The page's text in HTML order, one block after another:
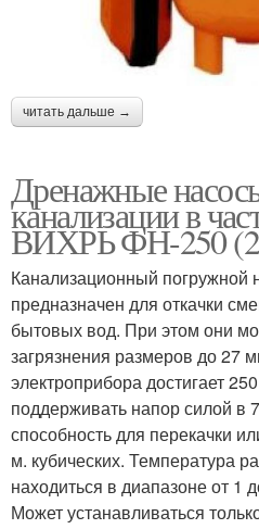
читать дальше →
Дренажные
канализации в
ВИХРЬ ФН-250
Канализационный погружной
предназначен для откачки
бытовых вод. При этом они
загрязнения размеров до 27
электроприбора достигает
поддерживать напор силой в
способность для перекачки
м. кубических. Температура
находиться в диапазоне от 1
Может устанавливаться